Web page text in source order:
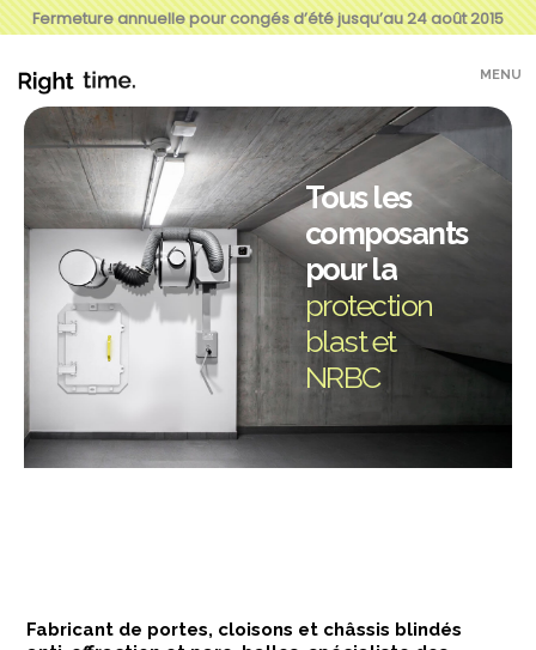
Fermeture annuelle pour congés d’été jusqu’au 24 août 2015
MENU
Tous les
composants
pour la
protection
blast et
NRBC
Fabricant de portes, cloisons et châssis blindés